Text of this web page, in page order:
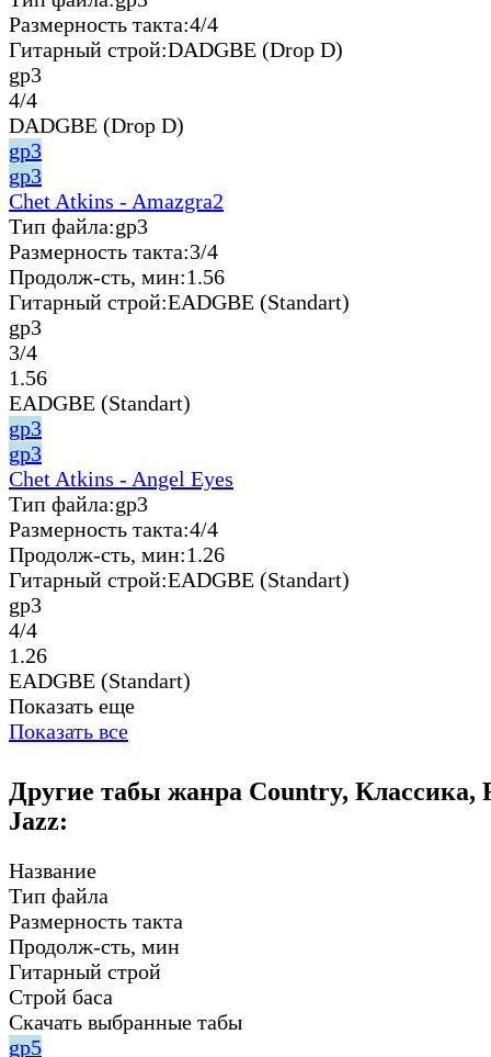
Размерность такта:4/4
Гитарный строй:DADGBE (Drop D)
gp3
4/4
DADGBE (Drop D)
gp3
gp3
Chet Atkins - Amazgra2
Тип файла:gp3
Размерность такта:3/4
Продолж-сть, мин:1.56
Гитарный строй:EADGBE (Standart)
gp3
3/4
1.56
EADGBE (Standart)
gp3
gp3
Chet Atkins - Angel Eyes
Тип файла:gp3
Размерность такта:4/4
Продолж-сть, мин:1.26
Гитарный строй:EADGBE (Standart)
gp3
4/4
1.26
EADGBE (Standart)
Показать еще
Показать все
Другие табы жанра Country, Классика,
Jazz:
Название
Тип файла
Размерность такта
Продолж-сть, мин
Гитарный строй
Строй баса
Скачать выбранные табы
gp5